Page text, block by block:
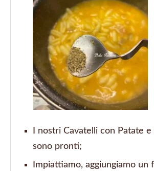
I nostri Cavatelli con Patate
sono pronti;
Impiattiamo, aggiungiamo un